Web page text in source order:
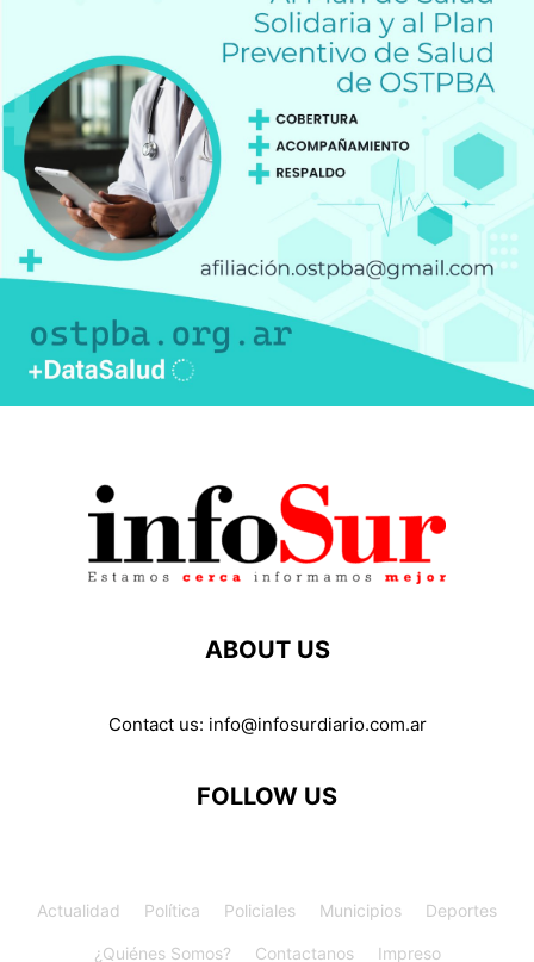
ABOUT US
Contact us: info@infosurdiario.com.ar
FOLLOW US
Actualidad Política Policiales Municipios Deportes
¿Quiénes Somos? Contactanos Impreso